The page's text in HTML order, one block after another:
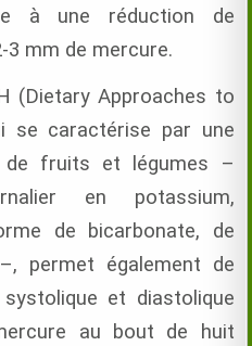
à une réduction de
mm de mercure.
(Dietary Approaches to
se caractérise par une
de fruits et légumes –
en potassium,
de bicarbonate, de
permet également de
et diastolique
au bout de huit